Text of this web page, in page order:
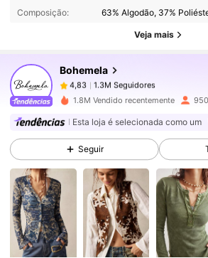
Composição:
63% Algodão, 37%
Veja mais
Bohemela
4,83
1.3M Seguidores
c***spago1 dia atrás
4,83 1.3M Seguidores
4,83 1.3M Seguidores
1.3M Seguidores
1.8M Vendido recentemente
Esta loja é selecionada como um
Seguir